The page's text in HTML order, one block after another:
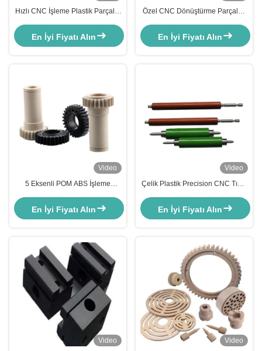
Hızlı CNC İşleme Plastik Parçalar
İşleme Parçaları
En İyi Fiyatı Alın
Özel CNC Dönüştürme Parçaları
hassaslıklı işleme hizmetleri
En İyi Fiyatı Alın
Video
5 Eksenli POM ABS İşleme
freze parçaları Özel
En İyi Fiyatı Alın
Video
Çelik Plastik Precision CNC Tıbbi
En İyi Fiyatı Alın
Video
Video